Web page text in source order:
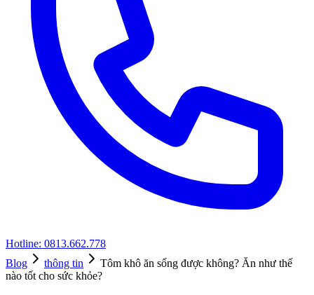
Hotline: 0813.662.778
Blog
thông tin
Tôm khô ăn sống được không? Ăn như thế
nào tốt cho sức khỏe?